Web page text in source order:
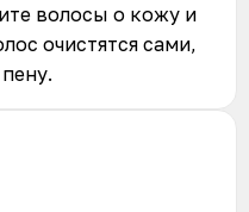
волосы о кожу и
очистятся сами,